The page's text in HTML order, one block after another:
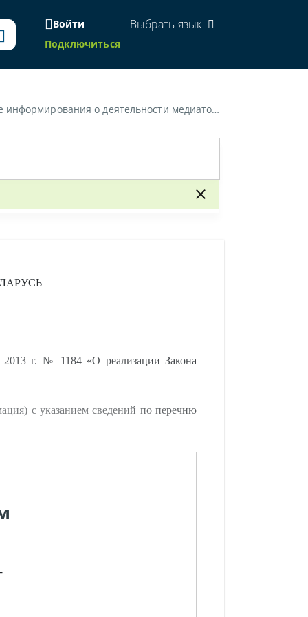
Войти
Подключиться
Выбрать язык
о деятельности медиатора»
2013 г. № 1184 «О реализации Закона
с указанием сведений по перечню